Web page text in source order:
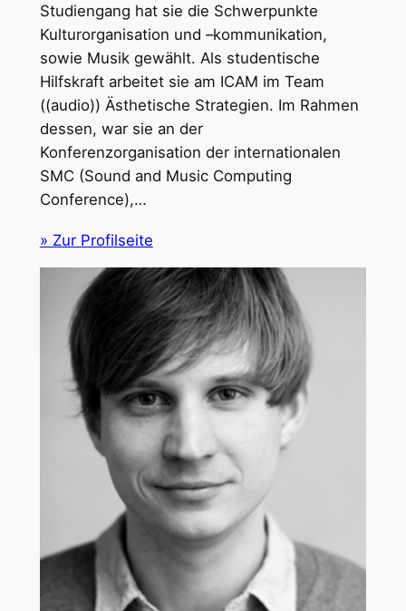
Studiengang hat sie die Schwerpunkte
Kulturorganisation und –kommunikation,
sowie Musik gewählt. Als studentische
Hilfskraft arbeitet sie am ICAM im Team
((audio)) Ästhetische Strategien. Im Rahmen
dessen, war sie an der
Konferenzorganisation der internationalen
SMC (Sound and Music Computing
Conference),…
» Zur Profilseite